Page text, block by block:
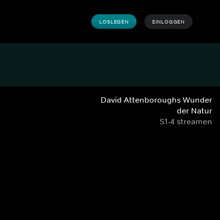
LOSLEGEN EINLOGGEN
David Attenboroughs Wunder
der Natur
S1-4 streamen